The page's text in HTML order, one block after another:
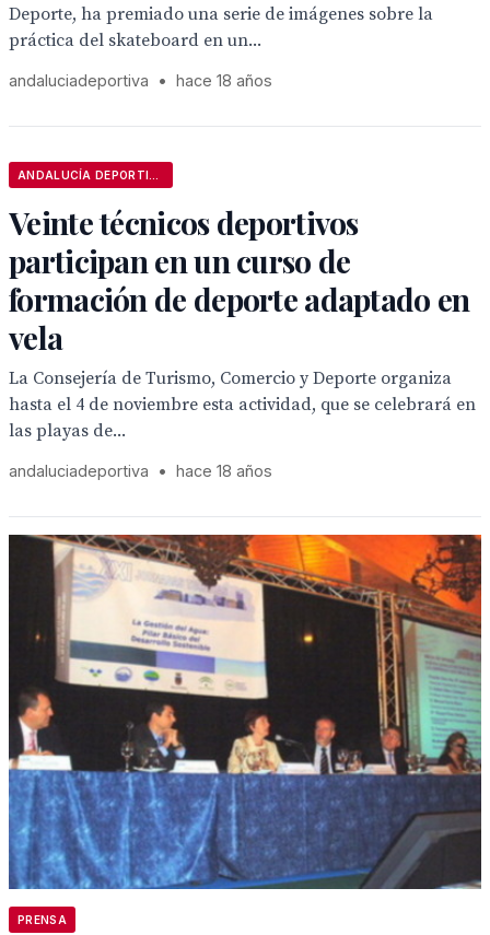
Deporte, ha premiado una serie de imágenes sobre la
práctica del skateboard en un...
andaluciadeportiva • hace 18 años
Veinte técnicos deportivos
participan en un curso de
formación de deporte adaptado en
vela
La Consejería de Turismo, Comercio y Deporte organiza
hasta el 4 de noviembre esta actividad, que se celebrará en
las playas de...
andaluciadeportiva • hace 18 años
PRENSA